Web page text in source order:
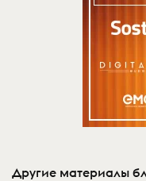
Другие материалы